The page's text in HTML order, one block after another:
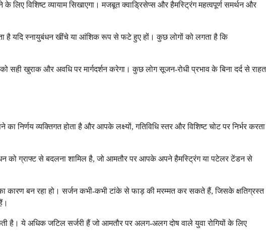
विशिष्ट व्यायाम सिखाएगा। मजबूत क्वाड्रिसेप्स और हैमस्ट्रिंग महत्वपूर्ण समर्थन और
है यदि स्नायुबंधन खींचे या आंशिक रूप से फटे हुए हों। कुछ लोगों को लगता है कि
खुराक और अवधि पर मार्गदर्शन करेगा। कुछ लोग सूजन-रोधी प्रभाव के बिना दर्द से राहत
निर्णय व्यक्तिगत होता है और आपके लक्ष्यों, गतिविधि स्तर और विशिष्ट चोट पर निर्भर करता
को ग्राफ्ट से बदलना शामिल है, जो आमतौर पर आपके अपने हैमस्ट्रिंग या पटेलर टेंडन से
कारण बन रहा हो। सर्जन कभी-कभी टांके से फाड़ की मरम्मत कर सकते हैं, जिसके क्षतिग्रस्त
है। ये अधिक जटिल सर्जरी हैं जो आमतौर पर अलग-अलग दोष वाले युवा रोगियों के लिए